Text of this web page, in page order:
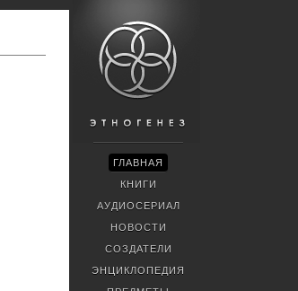
ГЛАВНАЯ
КНИГИ
АУДИОСЕРИАЛ
НОВОСТИ
СОЗДАТЕЛИ
ЭНЦИКЛОПЕДИЯ